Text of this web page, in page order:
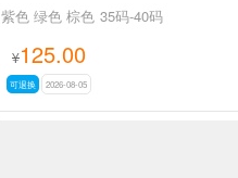
紫色 绿色 棕色 35码-40码
¥125.00
可退换 2026-08-05